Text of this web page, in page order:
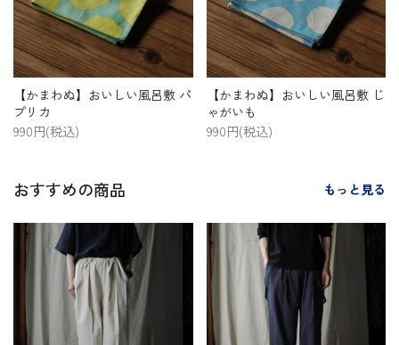
【かまわぬ】おいしい風呂敷 パ
プリカ
990円(税込)
【かまわぬ】おいしい風呂敷 じ
ゃがいも
990円(税込)
おすすめの商品 もっと見る